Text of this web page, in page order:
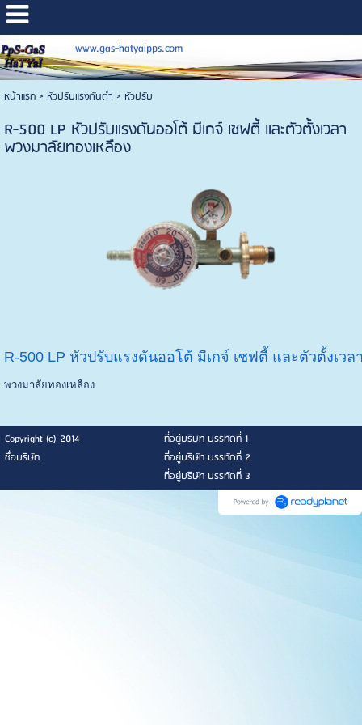
www.gas-hatyaipps.com
หน้าแรก> หัวปรับแรงดันต่ำ > หัวปรับ
R-500 LP หัวปรับแรงดันออโต้ มีเกจ์ เซฟตี้ และตัวตั้งเวลา
พวงมาลัยทองเหลือง
R-500 LP หัวปรับแรงดันออโต้ มีเกจ์ เซฟตี้ และตัวตั้งเวล
พวงมาลัยทองเหลือง
Copyright (c) 2014
ที่อยู่บริษัท บรรทัดที่ 1
ชื่อบริษัท
ที่อยู่บริษัท บรรทัดที่ 2
ที่อยู่บริษัท บรรทัดที่ 3